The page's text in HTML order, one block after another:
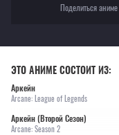
Поделиться аниме
ЭТО АНИМЕ СОСТОИТ ИЗ:
Аркейн
Arcane: League of Legends
Аркейн (Второй Сезон)
Arcane: Season 2